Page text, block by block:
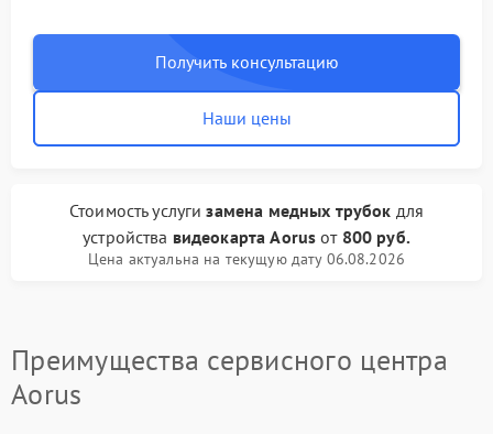
Получить консультацию
Наши цены
Стоимость услугизамена медных трубок для
устройства видеокарта Aorus от 800 руб.
Цена актуальна на текущую дату 06.08.2026
Преимущества сервисного центра
Aorus